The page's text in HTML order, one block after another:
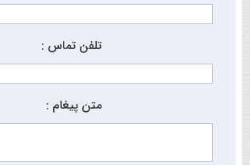
تلفن تماس :
متن پیغام :